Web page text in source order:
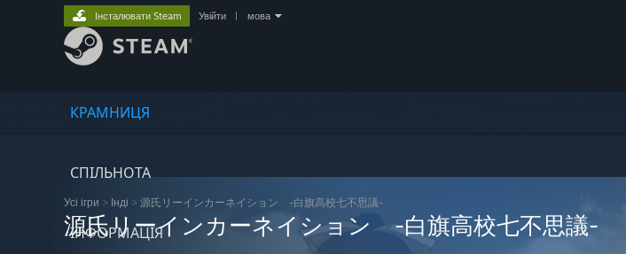
КРАМНИЦЯ
СПІЛЬНОТА
ІНФОРМАЦІЯ
Інсталювати Steam Увійти мова
Усі ігри > Інді > 源氏リーインカーネイション -白旗高校七不思議-
源氏リーインカーネイション -白旗高校七不思議-